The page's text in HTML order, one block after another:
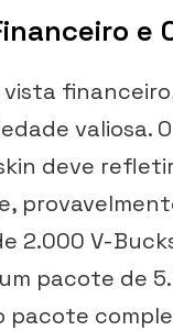
e
valiosa.
deve
2.000 V-
pacote de
pacote